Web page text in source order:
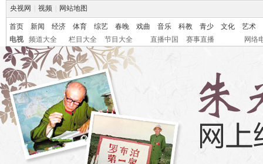
央视网 视频 网站地图
首页 新闻 经济 体育 综艺 春晚 戏曲 音乐 科教 青少 文化
艺术
电视
频道大全 栏目大全 节目大全 直播中国 赛事直播 网络